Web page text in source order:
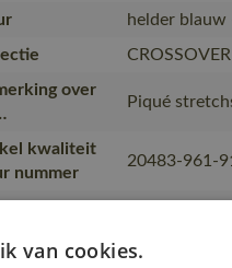
helder blauw
CROSSOVER
over
Piqué
kwaliteit
nummer
20483-961-
van cookies.